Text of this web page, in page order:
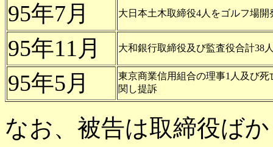
95年7月 大日本土木取締役4人をゴルフ場
95年11月 大和銀行取締役及び監査役合計38
95年5月
東京商業信用組合の理事1人及び
関し提訴
なお、被告は取締役ば